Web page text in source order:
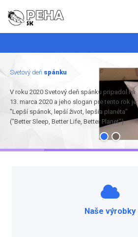
Svetový deň spánku
V roku 2020 Svetový deň spánku pripadol na
13. marca 2020 a jeho slogan pre tento rok je:
"Lepší spánok, lepší život, lepšia planéta"
("Better Sleep, Better Life, Better Planet")
Naše výrobky